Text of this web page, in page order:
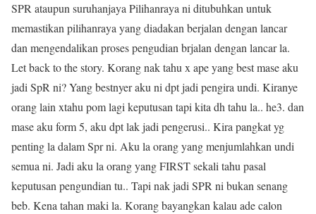
SPR ataupun suruhanjaya Pilihanraya ni ditubuhkan untuk
memastikan pilihanraya yang diadakan berjalan dengan lancar
dan mengendalikan proses pengudian brjalan dengan lancar la.
Let back to the story. Korang nak tahu x ape yang best mase aku
jadi SpR ni? Yang bestnyer aku ni dpt jadi pengira undi. Kiranye
orang lain xtahu pom lagi keputusan tapi kita dh tahu la.. he3. dan
mase aku form 5, aku dpt lak jadi pengerusi.. Kira pangkat yg
penting la dalam Spr ni. Aku la orang yang menjumlahkan undi
semua ni. Jadi aku la orang yang FIRST sekali tahu pasal
keputusan pengundian tu.. Tapi nak jadi SPR ni bukan senang
beb. Kena tahan maki la. Korang bayangkan kalau ade calon